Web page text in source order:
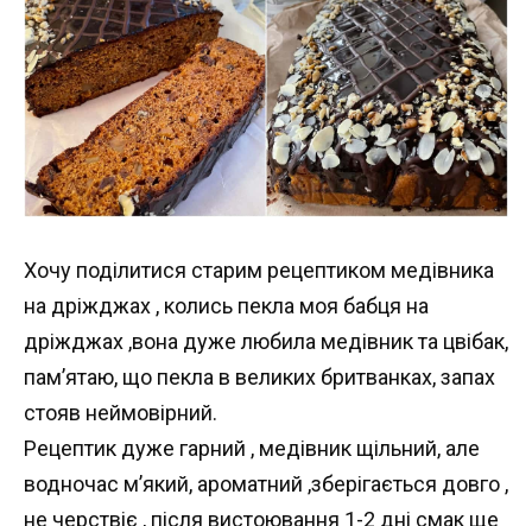
Хочу поділитися старим рецептиком медівника
на дріжджах , колись пекла моя бабця на
дріжджах ,вона дуже любила медівник та цвібак,
пам’ятаю, що пекла в великих бритванках, запах
стояв неймовірний.
Рецептик дуже гарний , медівник щільний, але
водночас м’який, ароматний ,зберігається довго ,
не черствіє , після вистоювання 1-2 дні смак ще